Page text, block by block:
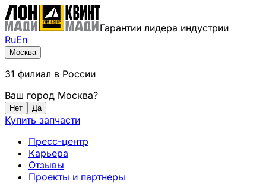
Гарантии лидера индустрии
RuEn
Москва
31 филиал в России
Ваш город Москва?
Нет Да
Купить запчасти
Пресс-центр
Карьера
Отзывы
Проекты и партнеры